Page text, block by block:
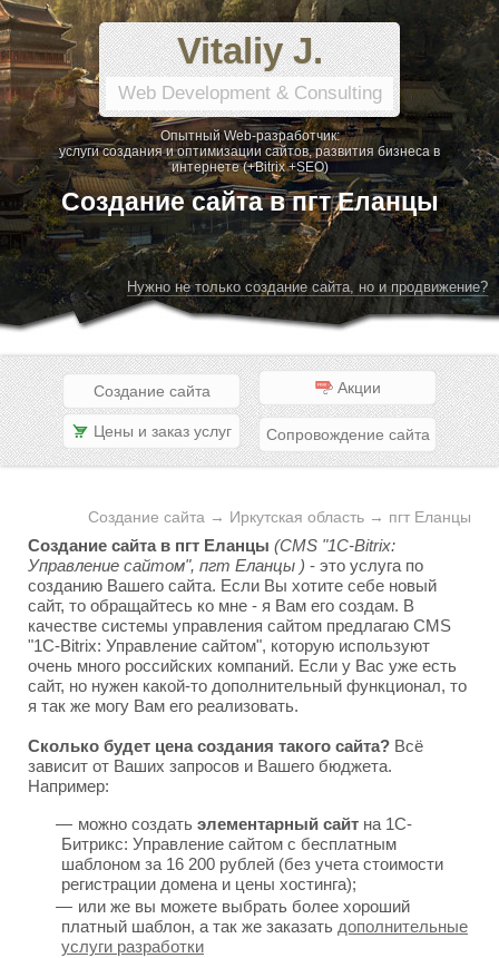
Vitaliy J.
Web Development & Consulting
Опытный Web-разработчик:
услуги создания и оптимизации сайтов, развития бизнеса в
интернете (+Bitrix +SEO)
Создание сайта в пгт Еланцы
Нужно не только создание сайта, но и продвижение?
Создание сайта Акции
Цены и заказ услуг Сопровождение сайта
Создание сайта → Иркутская область → пгт Еланцы
Создание сайта в пгт Еланцы (CMS "1C-Bitrix:
Управление сайтом", пгт Еланцы ) - это услуга по
созданию Вашего сайта. Если Вы хотите себе новый
сайт, то обращайтесь ко мне - я Вам его создам. В
качестве системы управления сайтом предлагаю CMS
"1C-Bitrix: Управление сайтом", которую используют
очень много российских компаний. Если у Вас уже есть
сайт, но нужен какой-то дополнительный функционал, то
я так же могу Вам его реализовать.
Сколько будет цена создания такого сайта? Всё
зависит от Ваших запросов и Вашего бюджета.
Например:
можно создать элементарный сайт на 1С-
Битрикс: Управление сайтом с бесплатным
шаблоном за 16 200 рублей (без учета стоимости
регистрации домена и цены хостинга);
или же вы можете выбрать более хороший
платный шаблон, а так же заказать дополнительные
услуги разработки